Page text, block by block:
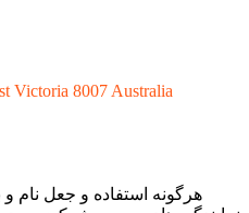
Victoria 8007 Australia
هرگونه استفاده و جعل نام